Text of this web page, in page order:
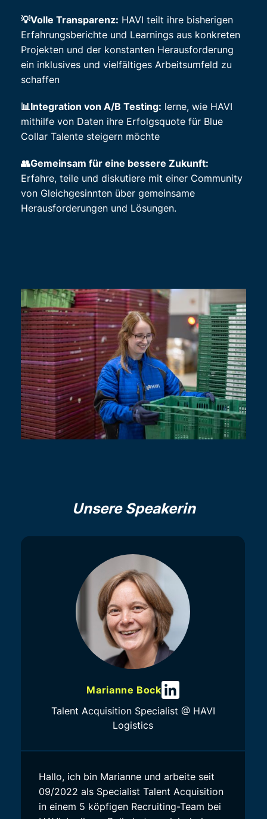
💡Volle Transparenz: HAVI teilt ihre bisherigen
Erfahrungsberichte und Learnings aus konkreten
Projekten und der konstanten Herausforderung
ein inklusives und vielfältiges Arbeitsumfeld zu
schaffen
📊Integration von A/B Testing: lerne, wie HAVI
mithilfe von Daten ihre Erfolgsquote für Blue
Collar Talente steigern möchte
👥Gemeinsam für eine bessere Zukunft:
Erfahre, teile und diskutiere mit einer Community
von Gleichgesinnten über gemeinsame
Herausforderungen und Lösungen.
Unsere Speakerin
Marianne Bock
Talent Acquisition Specialist @ HAVI
Logistics
Hallo, ich bin Marianne und arbeite seit
09/2022 als Specialist Talent Acquisition
in einem 5 köpfigen Recruiting-Team bei